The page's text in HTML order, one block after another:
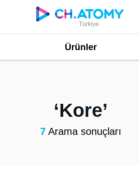
Türkiye
Ürünler
Kore
7 Arama sonuçları